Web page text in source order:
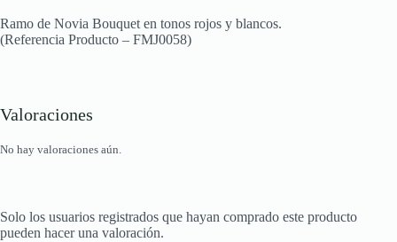
Ramo de Novia Bouquet en tonos rojos y blancos.
(Referencia Producto – FMJ0058)
Valoraciones
No hay valoraciones aún.
Solo los usuarios registrados que hayan comprado este producto
pueden hacer una valoración.